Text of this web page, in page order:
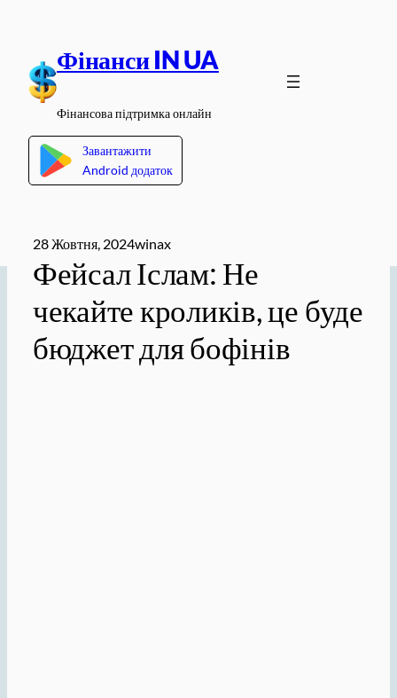
вмісту
Фінанси IN UA
Фінансова підтримка онлайн
Завантажити
Android додаток
28 Жовтня, 2024winax
Фейсал Іслам: Не
чекайте кроликів, це буде
бюджет для бофінів